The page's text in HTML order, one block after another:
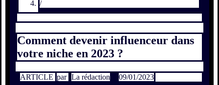
/
Comment devenir influenceur dans
votre niche en 2023 ?
ARTICLE par La rédaction 09/01/2023